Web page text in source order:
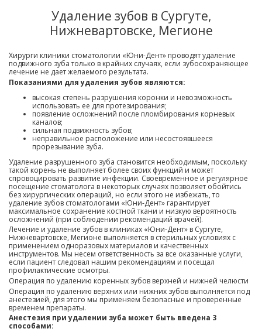
Удаление зубов в Сургуте,
Нижневартовске, Мегионе
Хирурги клиники стоматологии «Юни-Дент» проводят удаление
подвижного зуба только в крайних случаях, если зубосохраняющее
лечение не дает желаемого результата.
Показаниями для удаления зубов являются:
высокая степень разрушения коронки и невозможность
использовать ее для протезирования;
появление осложнений после пломбирования корневых
каналов;
сильная подвижность зубов;
неправильное расположение или несостоявшееся
прорезывание зуба.
Удаление разрушенного зуба становится необходимым, поскольку
такой корень не выполняет более своих функций и может
спровоцировать развитие инфекции. Своевременное и регулярное
посещение стоматолога в некоторых случаях позволяет обойтись
без хирургических операций, но если этого не избежать, то
удаление зубов стоматологами «Юни-Дент» гарантирует
максимальное сохранение костной ткани и низкую вероятность
осложнений (при соблюдении рекомендаций врачей).
Лечение и удаление зубов в клиниках «Юни-Дент» в Сургуте,
Нижневартовске, Мегионе выполняется в стерильных условиях с
применением одноразовых материалов и качественных
инструментов. Мы несем ответственность за все оказанные услуги,
если пациент следовал нашим рекомендациям и посещал
профилактические осмотры.
Операция по удалению коренных зубов верхней и нижней челюсти
Операция по удалению верхних или нижних зубов выполняется под
анестезией, для этого мы применяем безопасные и проверенные
временем препараты.
Анестезия при удалении зуба может быть введена 3
способами: